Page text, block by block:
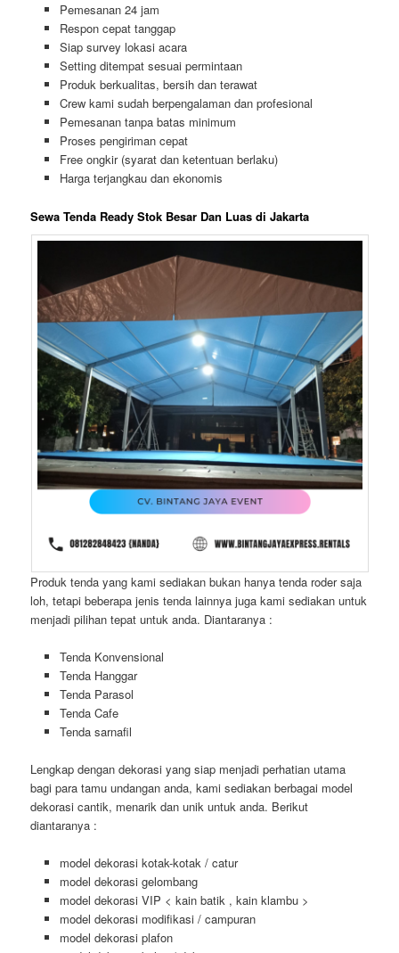
Pemesanan 24 jam
Respon cepat tanggap
Siap survey lokasi acara
Setting ditempat sesuai permintaan
Produk berkualitas, bersih dan terawat
Crew kami sudah berpengalaman dan profesional
Pemesanan tanpa batas minimum
Proses pengiriman cepat
Free ongkir (syarat dan ketentuan berlaku)
Harga terjangkau dan ekonomis
Sewa Tenda Ready Stok Besar Dan Luas di Jakarta
Produk tenda yang kami sediakan bukan hanya tenda roder saja
loh, tetapi beberapa jenis tenda lainnya juga kami sediakan untuk
menjadi pilihan tepat untuk anda. Diantaranya :
Tenda Konvensional
Tenda Hanggar
Tenda Parasol
Tenda Cafe
Tenda sarnafil
Lengkap dengan dekorasi yang siap menjadi perhatian utama
bagi para tamu undangan anda, kami sediakan berbagai model
dekorasi cantik, menarik dan unik untuk anda. Berikut
diantaranya :
model dekorasi kotak-kotak / catur
model dekorasi gelombang
model dekorasi VIP < kain batik , kain klambu >
model dekorasi modifikasi / campuran
model dekorasi plafon